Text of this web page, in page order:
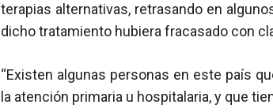
terapias alternativas, retrasando en
dicho tratamiento hubiera fracasado con
“Existen algunas personas en este país
la atención primaria u hospitalaria, y que